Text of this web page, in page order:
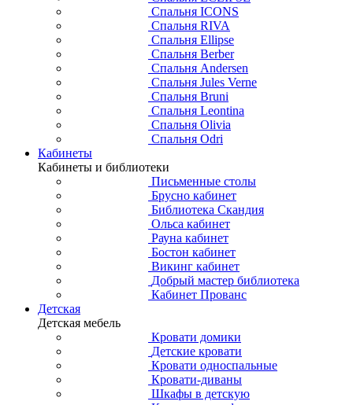
Спальня ICONS
Спальня RIVA
Спальня Ellipse
Спальня Berber
Спальня Andersen
Спальня Jules Verne
Спальня Bruni
Спальня Leontina
Спальня Olivia
Спальня Odri
Кабинеты
Кабинеты и библиотеки
Письменные столы
Брусно кабинет
Библиотека Скандия
Ольса кабинет
Рауна кабинет
Бостон кабинет
Викинг кабинет
Добрый мастер библиотека
Кабинет Прованс
Детская
Детская мебель
Кровати домики
Детские кровати
Кровати односпальные
Кровати-диваны
Шкафы в детскую